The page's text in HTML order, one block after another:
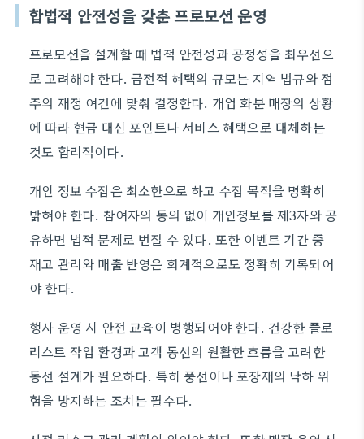
합법적 안전성을 갖춘 프로모션 운영
프로모션을 설계할 때 법적 안전성과 공정성을 최우선으
로 고려해야 한다. 금전적 혜택의 규모는 지역 법규와 점
주의 재정 여건에 맞춰 결정한다. 개업 화분 매장의 상황
에 따라 현금 대신 포인트나 서비스 혜택으로 대체하는
것도 합리적이다.
개인 정보 수집은 최소한으로 하고 수집 목적을 명확히
밝혀야 한다. 참여자의 동의 없이 개인정보를 제3자와 공
유하면 법적 문제로 번질 수 있다. 또한 이벤트 기간 중
재고 관리와 매출 반영은 회계적으로도 정확히 기록되어
야 한다.
행사 운영 시 안전 교육이 병행되어야 한다. 건강한 플로
리스트 작업 환경과 고객 동선의 원활한 흐름을 고려한
동선 설계가 필요하다. 특히 풍선이나 포장재의 낙하 위
험을 방지하는 조치는 필수다.